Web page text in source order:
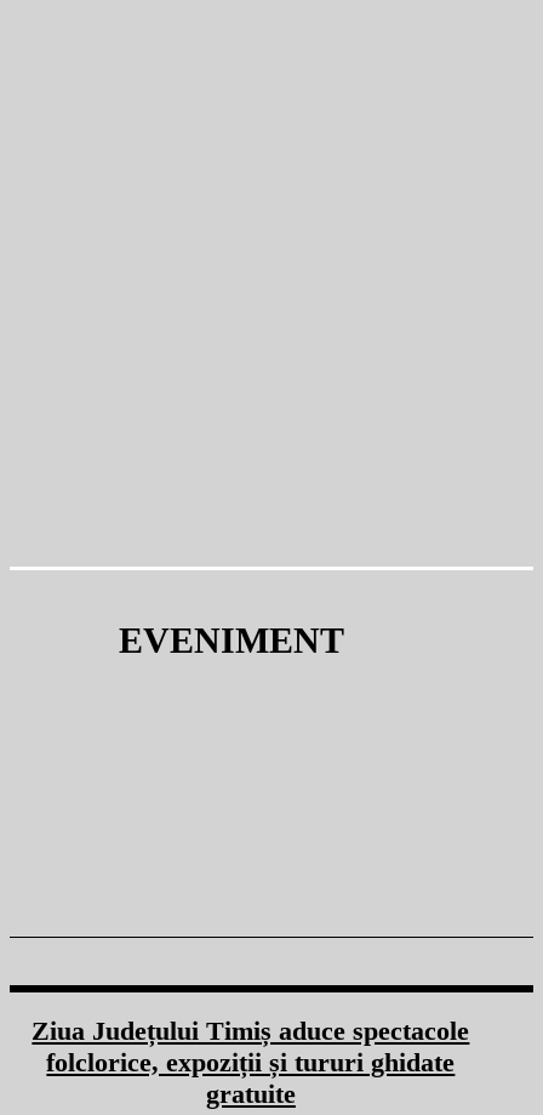
EVENIMENT
Ziua Județului Timiș aduce spectacole
folclorice, expoziții și tururi ghidate
gratuite